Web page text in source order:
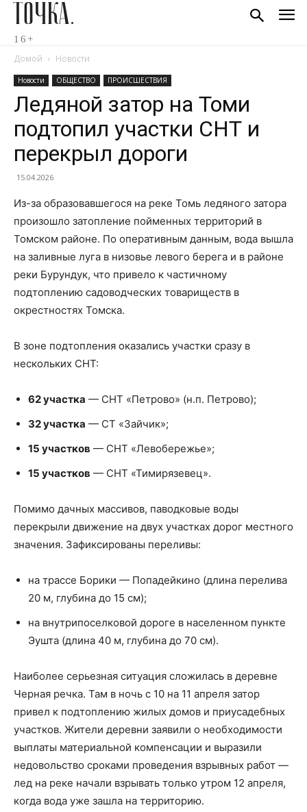
ТОЧКА.
16+
Домой Новости
Новости ОБЩЕСТВО ПРОИСШЕСТВИЯ
Ледяной затор на Томи
подтопил участки СНТ и
перекрыл дороги
15.04.2026
Из-за образовавшегося на реке Томь ледяного затора
произошло затопление пойменных территорий в
Томском районе. По оперативным данным, вода вышла
на заливные луга в низовье левого берега и в районе
реки Бурундук, что привело к частичному
подтоплению садоводческих товариществ в
окрестностях Томска.
В зоне подтопления оказались участки сразу в
нескольких СНТ:
62 участка — СНТ «Петрово» (н.п. Петрово);
32 участка — СТ «Зайчик»;
15 участков — СНТ «Левобережье»;
15 участков — СНТ «Тимирязевец».
Помимо дачных массивов, паводковые воды
перекрыли движение на двух участках дорог местного
значения. Зафиксированы переливы:
на трассе Борики — Попадейкино (длина перелива
20 м, глубина до 15 см);
на внутрипоселковой дороге в населенном пункте
Эушта (длина 40 м, глубина до 70 см).
Наиболее серьезная ситуация сложилась в деревне
Черная речка. Там в ночь с 10 на 11 апреля затор
привел к подтоплению жилых домов и приусадебных
участков. Жители деревни заявили о необходимости
выплаты материальной компенсации и выразили
недовольство сроками проведения взрывных работ —
лед на реке начали взрывать только утром 12 апреля,
когда вода уже зашла на территорию.